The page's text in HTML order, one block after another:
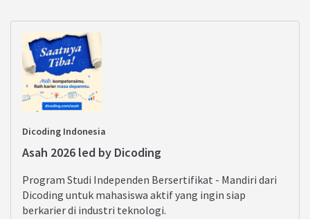
Dicoding Indonesia
Asah 2026 led by Dicoding
Program Studi Independen Bersertifikat - Mandiri dari
Dicoding untuk mahasiswa aktif yang ingin siap
berkarier di industri teknologi.